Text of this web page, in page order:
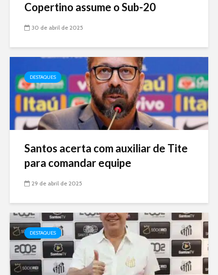
Copertino assume o Sub-20
30 de abril de 2025
DESTAQUES
Santos acerta com auxiliar de Tite
para comandar equipe
29 de abril de 2025
DESTAQUES